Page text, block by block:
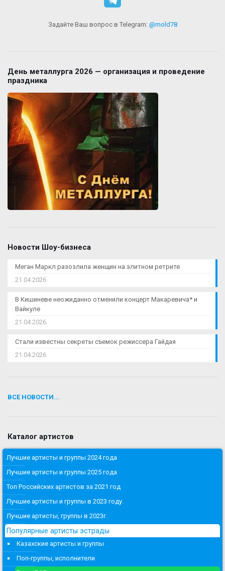
Задайте Ваш вопрос в Telegram: @mold78
День металлурга 2026 — организация и проведение
праздника
Новости Шоу-бизнеса
Меган Маркл разозлила женщин на элитном ретрите
21.04.2026
В Кишиневе неожиданно отменили концерт Макаревича* и
Вайкуле
21.04.2026
Стали известны секреты съемок режиссера Гайдая
21.04.2026
ВСЕ НОВОСТИ...
Каталог артистов
Лучшие артисты и группы 2024 года
Лучшие артисты и группы 2025 года
Топ Российских артистов за 2021 год
Лучшие артисты и группы в 2023 году.
Лучшие артисты, группы в 2023г.
Популярные артисты эстрады
Казахские артисты и группы
Поп-группы, исполнители